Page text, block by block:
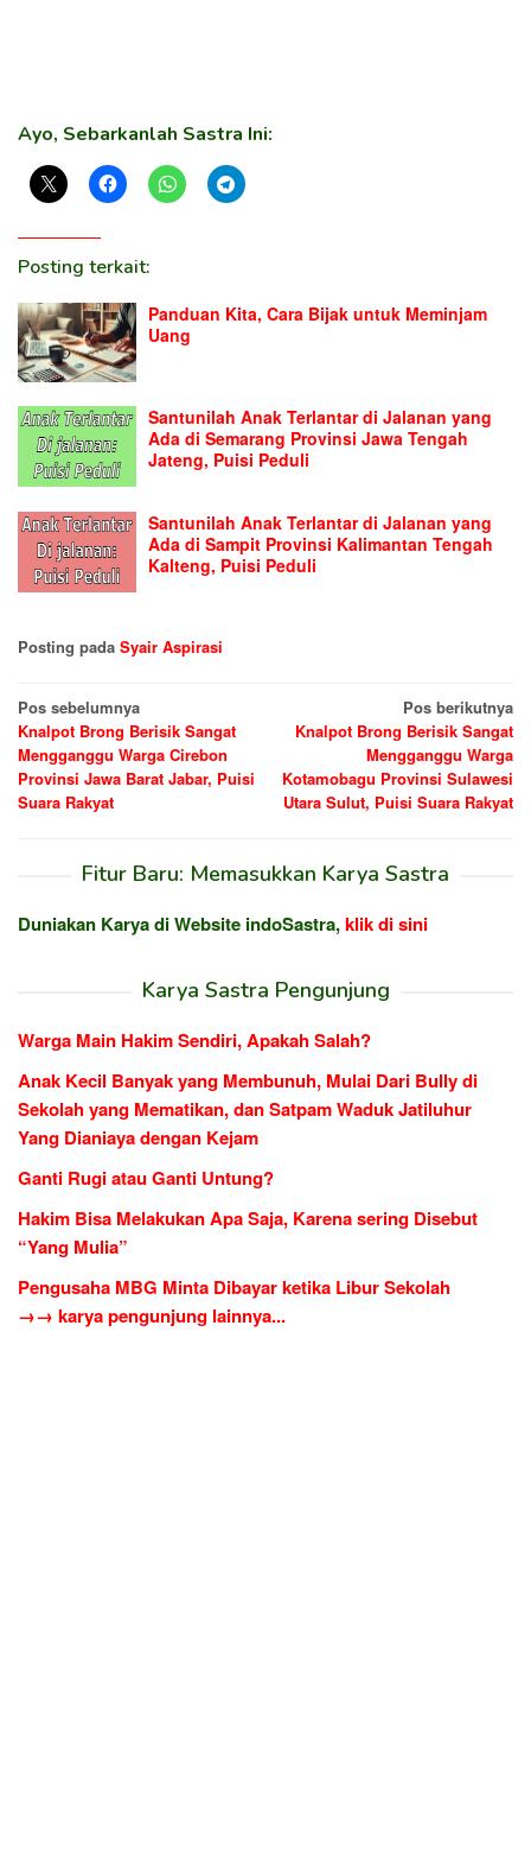
Ayo, Sebarkanlah Sastra Ini:
Posting terkait:
Panduan Kita, Cara Bijak untuk Meminjam
Uang
Santunilah Anak Terlantar di Jalanan yang
Ada di Semarang Provinsi Jawa Tengah
Jateng, Puisi Peduli
Santunilah Anak Terlantar di Jalanan yang
Ada di Sampit Provinsi Kalimantan Tengah
Kalteng, Puisi Peduli
Posting pada Syair Aspirasi
Navigasi
pos
Pos sebelumnya
Knalpot Brong Berisik Sangat
Mengganggu Warga Cirebon
Provinsi Jawa Barat Jabar, Puisi
Suara Rakyat
Pos berikutnya
Knalpot Brong Berisik Sangat
Mengganggu Warga
Kotamobagu Provinsi Sulawesi
Utara Sulut, Puisi Suara Rakyat
Fitur Baru: Memasukkan Karya Sastra
Duniakan Karya di Website indoSastra,klik di sini
Karya Sastra Pengunjung
Warga Main Hakim Sendiri, Apakah Salah?
Anak Kecil Banyak yang Membunuh, Mulai Dari Bully di
Sekolah yang Mematikan, dan Satpam Waduk Jatiluhur
Yang Dianiaya dengan Kejam
Ganti Rugi atau Ganti Untung?
Hakim Bisa Melakukan Apa Saja, Karena sering Disebut
“Yang Mulia”
Pengusaha MBG Minta Dibayar ketika Libur Sekolah
→→ karya pengunjung lainnya...